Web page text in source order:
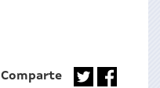
Comparte